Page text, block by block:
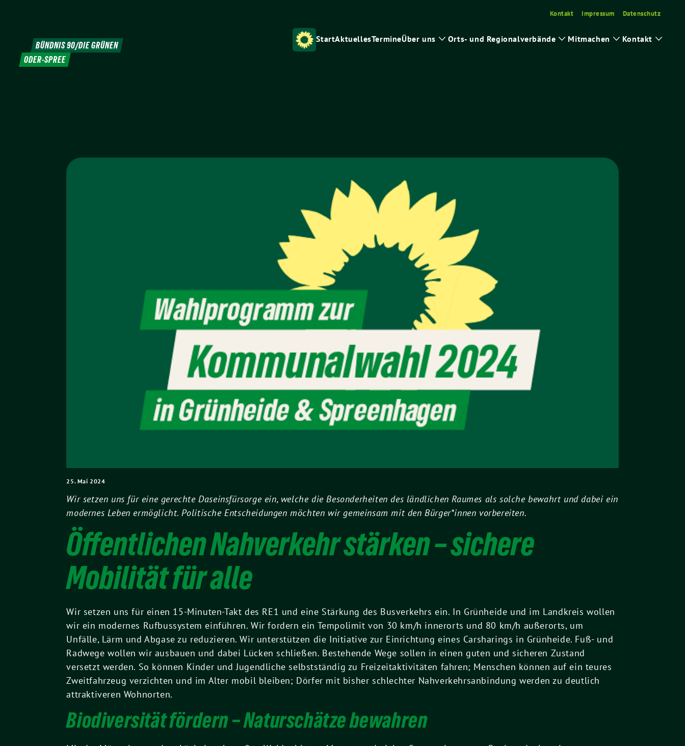
Kontakt Impressum Datenschutz
BÜNDNIS 90/DIE GRÜNEN
ODER-SPREE
StartAktuellesTermineÜber uns Zeige
Orts- und Regionalverbände Zeige
Mitmachen
Zeige
Kontakt Zeige
25. Mai 2024
Wir setzen uns für eine gerechte Daseinsfürsorge ein, welche die Besonderheiten des ländlichen Raumes als solche bewahrt und dabei ein
modernes Leben ermöglicht. Politische Entscheidungen möchten wir gemeinsam mit den Bürger*innen vorbereiten.
Öffentlichen Nahverkehr stärken – sichere
Mobilität für alle
Wir setzen uns für einen 15-Minuten-Takt des RE1 und eine Stärkung des Busverkehrs ein. In Grünheide und im Landkreis wollen
wir ein modernes Rufbussystem einführen. Wir fordern ein Tempolimit von 30 km/h innerorts und 80 km/h außerorts, um
Unfälle, Lärm und Abgase zu reduzieren. Wir unterstützen die Initiative zur Einrichtung eines Carsharings in Grünheide. Fuß- und
Radwege wollen wir ausbauen und dabei Lücken schließen. Bestehende Wege sollen in einen guten und sicheren Zustand
versetzt werden. So können Kinder und Jugendliche selbstständig zu Freizeitaktivitäten fahren; Menschen können auf ein teures
Zweitfahrzeug verzichten und im Alter mobil bleiben; Dörfer mit bisher schlechter Nahverkehrsanbindung werden zu deutlich
attraktiveren Wohnorten.
Biodiversität fördern – Naturschätze bewahren